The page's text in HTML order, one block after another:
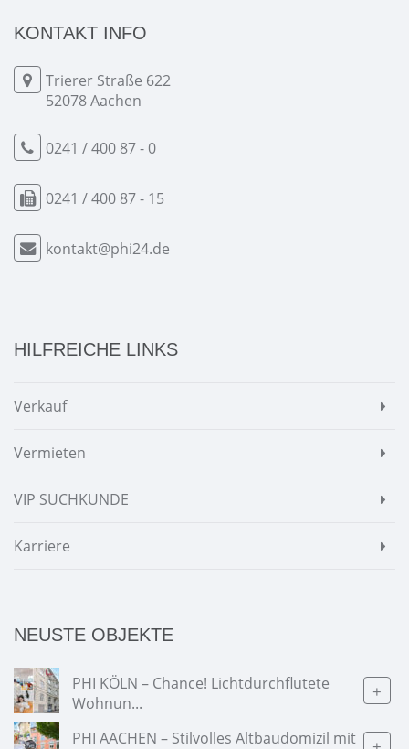
KONTAKT INFO
Trierer Straße 622
52078 Aachen
0241 / 400 87 - 0
0241 / 400 87 - 15
kontakt@phi24.de
HILFREICHE LINKS
Verkauf
Vermieten
VIP SUCHKUNDE
Karriere
NEUSTE OBJEKTE
PHI KÖLN – Chance! Lichtdurchflutete
Wohnun...
+
PHI AACHEN – Stilvolles Altbaudomizil mit